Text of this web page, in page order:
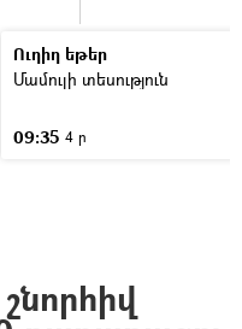
Ուղիղ եթեր
Մամուլի տեսություն
09:35 4 ր